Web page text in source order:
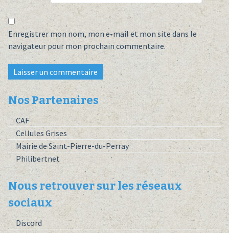
Enregistrer mon nom, mon e-mail et mon site dans le
navigateur pour mon prochain commentaire.
Nos Partenaires
CAF
Cellules Grises
Mairie de Saint-Pierre-du-Perray
Philibertnet
Nous retrouver sur les réseaux
sociaux
Discord